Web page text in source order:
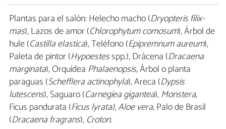
Plantas para el salón: Helecho macho (Dryopteris filix-
mas), Lazos de amor (Chlorophytum comosum), Árbol de
hule (Castilla elastica), Teléfono (Epipremnum aureum),
Paleta de pintor (Hypoestesspp.), Drácena (Dracaena
marginata), Orquídea Phalaenopsis, Árbol o planta
paraguas (Schefflera actinophyla), Areca (Dypsis
lutescens), Saguaro (Carnegiea gigantea),Monstera,
Ficus pandurata (Ficus lyrata), Aloe vera,Palo de Brasil
(Dracaena fragrans), Croton.